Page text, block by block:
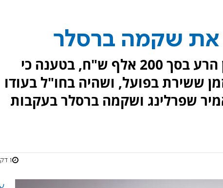
את שקמה ברסלר
אבנר נתניהו הגיש תביעת לשון הרע בסך 200 אלף ש"ח, בטענה כי
ששירת בפועל, ושהיה בחו"ל בעודו
שפרלינג ושקמה ברסלר בעקבות
1 דקות